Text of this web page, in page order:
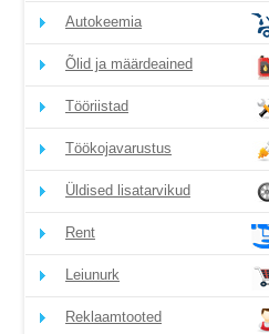
Autokeemia
Õlid ja määrdeained
Tööriistad
Töökojavarustus
Üldised lisatarvikud
Rent
Leiunurk
Reklaamtooted